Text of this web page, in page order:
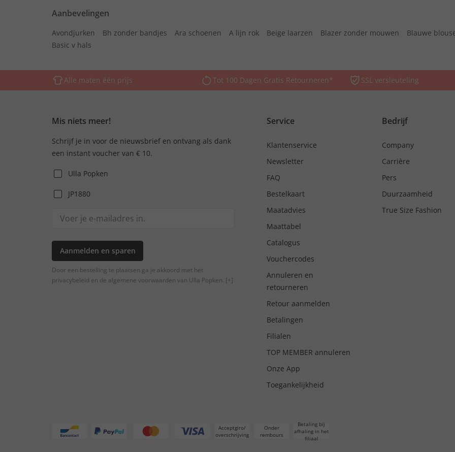
Aanbevelingen
Avondjurken Bh zonder bandjes Ara schoenen A lijn rok Beige laarzen Blazer zonder mouwen
Blauwe
Basic v hals
Alle maten één prijs Tot 100 Dagen Gratis Retourneren* SSL versleuteling
Mis niets meer!
Schrijf je in voor de nieuwsbrief en ontvang als dank
een instant voucher van € 10.
Ulla Popken
JP1880
Aanmelden en sparen
Door een bestelling te plaatsen ga je akkoord met het
privacybeleid en de algemene voorwaarden van Ulla Popken. [+]
Service
Klantenservice
Newsletter
FAQ
Bestelkaart
Maatadvies
Maattabel
Catalogus
Vouchercodes
Annuleren en
retourneren
Retour aanmelden
Betalingen
Filialen
TOP MEMBER annuleren
Onze App
Toegankelijkheid
Bedrijf
Company
Carrière
Pers
Duurzaamheid
True Size Fashion
Acceptgiro/
overschrijving
Onder
rembours
Betaling bij
afhaling in het
filiaal